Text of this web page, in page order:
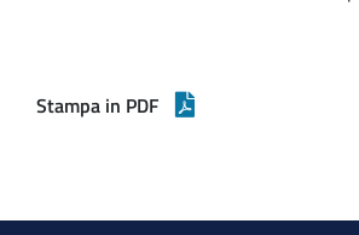
Stampa in PDF